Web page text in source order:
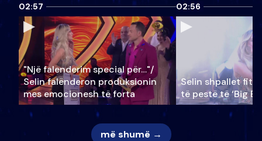
02:57
"Një falenderim special për…"/
Selin falënderon produksionin
mes emocionesh të forta
02:56
Selin shpallet
të pestë të ‘Big
më shumë →